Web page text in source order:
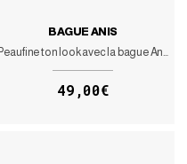
BAGUE ANIS
Peaufine ton look avec la bague Anis
49,00€